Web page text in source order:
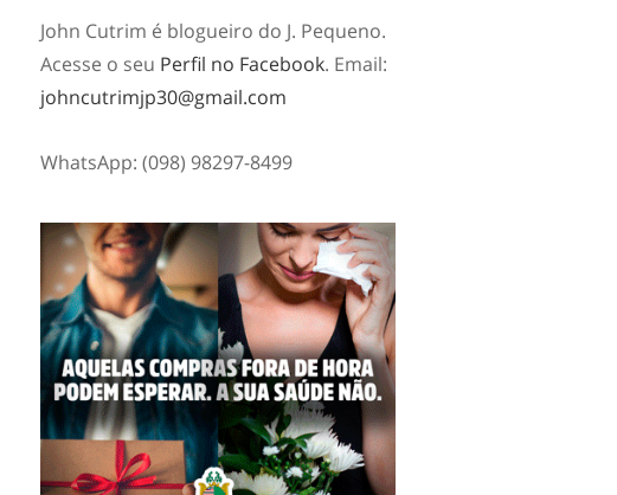
John Cutrim é blogueiro do J. Pequeno.
Acesse o seu Perfil no Facebook. Email:
johncutrimjp30@gmail.com
WhatsApp: (098) 98297-8499